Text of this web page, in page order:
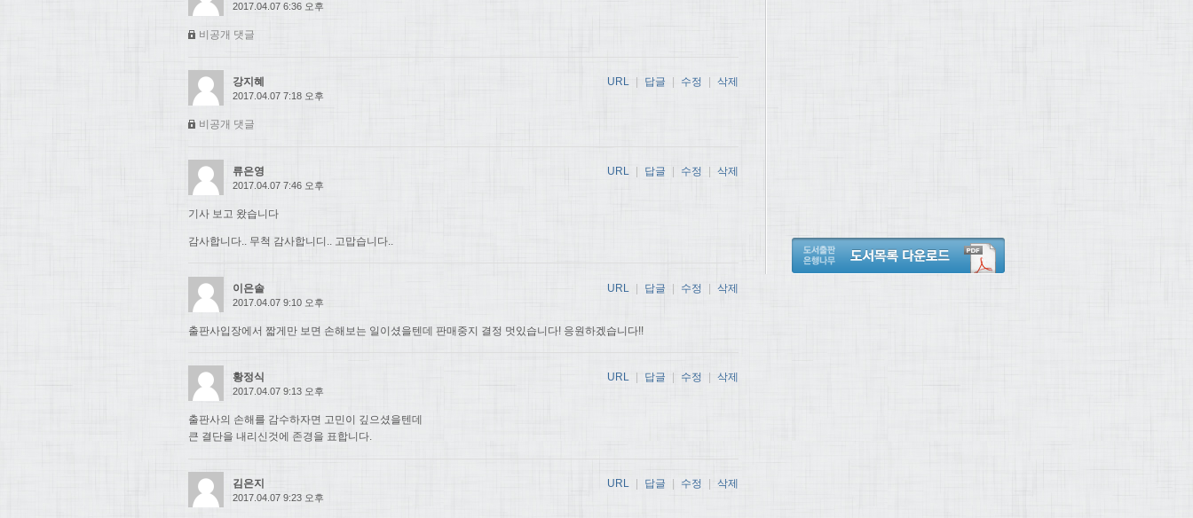
2017.04.07 6:36 오후
비공개 댓글
강지혜
2017.04.07 7:18 오후
비공개 댓글
URL 답글 수정 삭제
류은영
2017.04.07 7:46 오후
기사 보고 왔습니다
감사합니다.. 무척 감사합니디.. 고맙습니다..
URL 답글 수정 삭제
이은솔
2017.04.07 9:10 오후
출판사입장에서 짧게만 보면 손해보는 일이셨을텐데 판매중지 결정 멋있습니다! 응원하겠습니다!!
URL | 답글 | 수정 | 삭제
황정식
2017.04.07 9:13 오후
출판사의 손해를 감수하자면 고민이 깊으셨을텐데
큰 결단을 내리신것에 존경을 표합니다.
URL 답글 수정 삭제
김은지
2017.04.07 9:23 오후
URL 답글 수정 삭제